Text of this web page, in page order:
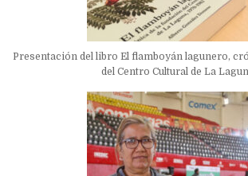
Presentación del libro El flamboyán lagunero,
del Centro Cultural de La